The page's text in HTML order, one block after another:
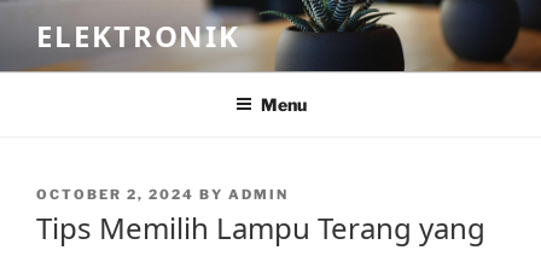
content
ELEKTRONIK
Menu
POSTED
ON
OCTOBER 2, 2024 BY ADMIN
Tips Memilih Lampu Terang yang